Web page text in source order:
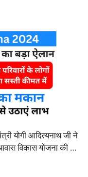
योगी आदित्यनाथ जी ने
विकास योजना की …